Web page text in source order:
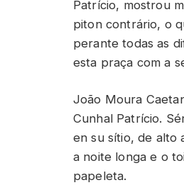
Patrício, mostrou
piton contrário, o
perante todas as
esta praça com a
João Moura
Cunhal Patrício.
en su sítio, de alto
a noite longa e o
papeleta.